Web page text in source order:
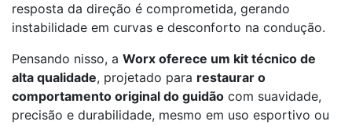
resposta da direção é comprometida, gerando
instabilidade em curvas e desconforto na condução.
Pensando nisso, a Worx oferece um kit técnico de
alta qualidade, projetado para restaurar o
comportamento original do guidão com suavidade,
precisão e durabilidade, mesmo em uso esportivo ou